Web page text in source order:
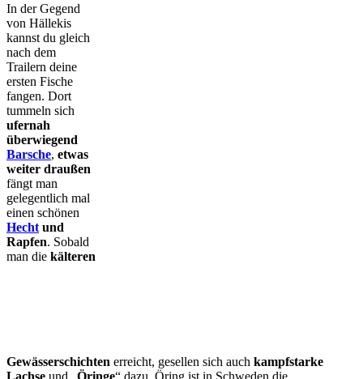
In der Gegend
von Hällekis
kannst du gleich
nach dem
Trailern deine
ersten Fische
fangen. Dort
tummeln sich
ufernah
überwiegend
Barsche, etwas
weiter draußen
fängt man
gelegentlich mal
einen schönen
Hecht und
Rapfen. Sobald
man die kälteren
Gewässerschichten erreicht, gesellen sich auch kampfstarke
Lachse und „Öringe“ dazu. Öring ist in Schweden die